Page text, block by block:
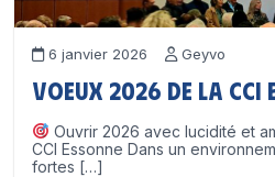
6 janvier 2026 Geyvo
Voeux 2026 de la CCI
Ouvrir 2026 avec lucidité et
CCI Essonne Dans un
fortes […]